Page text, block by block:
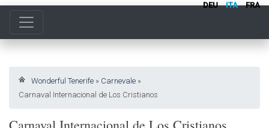
DEU
ITA FRA
Wonderful Tenerife » Carnevale »
Carnaval Internacional de Los Cristianos